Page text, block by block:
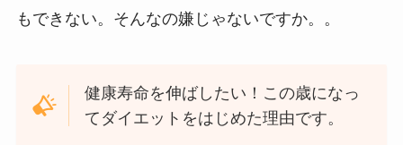
もできない。そんなの嫌じゃないですか。。
健康寿命を伸ばしたい！この歳になっ
てダイエットをはじめた理由です。